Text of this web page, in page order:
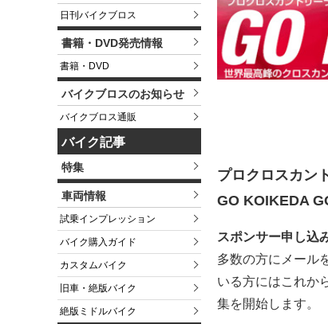
日刊バイクブロス
書籍・DVD発売情報
書籍・DVD
バイクブロスのお知らせ
バイクブロス通販
バイク記事
特集
車両情報
試乗インプレッション
バイク購入ガイド
カスタムバイク
旧車・絶版バイク
絶版ミドルバイク
プロクロスカン
GO KOIKEDA
スポンサー申し込
多数の方にメール
いる方にはこれか
集を開始します。